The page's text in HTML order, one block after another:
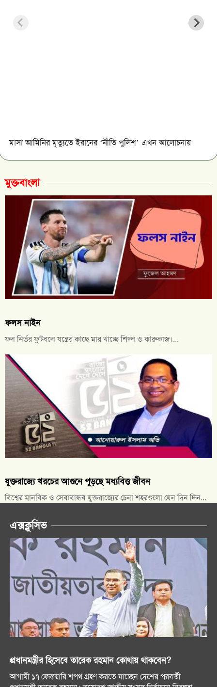
মাসা আমিনির মৃত্যুতে ইরানের ‘নীতি পুলিশ’ এখন আলোচনায়
মুক্তবাংলা
ফলস নাইন
ফল নির্ভর ফুটবলে যন্ত্রের কাছে মার খাচ্ছে শিল্প ও কারুকাজ।...
যুক্তরাজ্যে খরচের আগুনে পুড়ছে মধ্যবিত্ত জীবন
বিশ্বের মানবিক ও সেবাবান্ধব যুক্তরাজ্যের চেনা শহরগুলো যেন দিন দিন...
এক্সক্লুসিভ
প্রধানমন্ত্রীর হিসেবে তারেক রহমান কোথায় থাকবেন?
আগামী ১৭ ফেব্রুয়ারি শপথ গ্রহণ করতে যাচ্ছেন দেশের পরবর্তী